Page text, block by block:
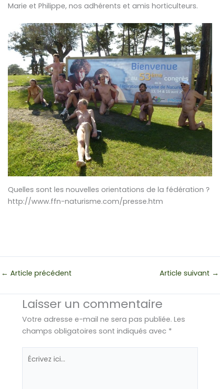
Marie et Philippe, nos adhérents et amis horticulteurs.
Quelles sont les nouvelles orientations de la fédération ?
http://www.ffn-naturisme.com/presse.htm
← Article précédent Article suivant →
Laisser un commentaire
Votre adresse e-mail ne sera pas publiée. Les
champs obligatoires sont indiqués avec *
Écrivez
ici…